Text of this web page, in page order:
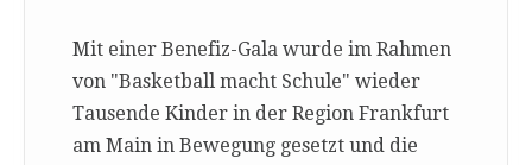
Mit einer Benefiz-Gala wurde im Rahmen
von "Basketball macht Schule" wieder
Tausende Kinder in der Region Frankfurt
am Main in Bewegung gesetzt und die